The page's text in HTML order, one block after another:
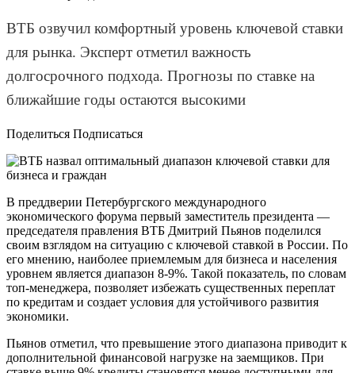
ВТБ озвучил комфортный уровень ключевой ставки
для рынка. Эксперт отметил важность
долгосрочного подхода. Прогнозы по ставке на
ближайшие годы остаются высокими
Поделиться Подписаться
В преддверии Петербургского международного
экономического форума первый заместитель президента —
председателя правления ВТБ Дмитрий Пьянов поделился
своим взглядом на ситуацию с ключевой ставкой в России. По
его мнению, наиболее приемлемым для бизнеса и населения
уровнем является диапазон 8-9%. Такой показатель, по словам
топ-менеджера, позволяет избежать существенных переплат
по кредитам и создает условия для устойчивого развития
экономики.
Пьянов отметил, что превышение этого диапазона приводит к
дополнительной финансовой нагрузке на заемщиков. При